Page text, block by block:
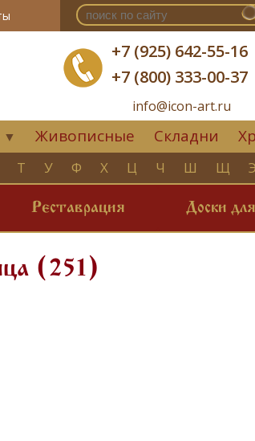
+7 (925) 642-55-16
+7 (800) 333-00-37
info@icon-art.ru
▼ Живописные Складни
Т У Ф Х Ц Ч Ш Щ Э
Реставрация Доски
(251)